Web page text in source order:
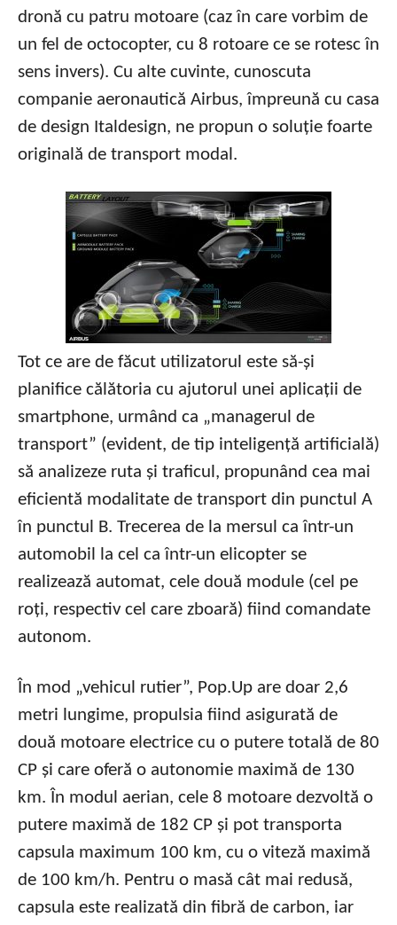
dronă cu patru motoare (caz în care vorbim de
un fel de octocopter, cu 8 rotoare ce se rotesc în
sens invers). Cu alte cuvinte, cunoscuta
companie aeronautică Airbus, împreună cu casa
de design Italdesign, ne propun o soluție foarte
originală de transport modal.
Tot ce are de făcut utilizatorul este să-și
planifice călătoria cu ajutorul unei aplicații de
smartphone, urmând ca „managerul de
transport” (evident, de tip inteligență artificială)
să analizeze ruta și traficul, propunând cea mai
eficientă modalitate de transport din punctul A
în punctul B. Trecerea de la mersul ca într-un
automobil la cel ca într-un elicopter se
realizează automat, cele două module (cel pe
roți, respectiv cel care zboară) fiind comandate
autonom.
În mod „vehicul rutier”, Pop.Up are doar 2,6
metri lungime, propulsia fiind asigurată de
două motoare electrice cu o putere totală de 80
CP și care oferă o autonomie maximă de 130
km. În modul aerian, cele 8 motoare dezvoltă o
putere maximă de 182 CP și pot transporta
capsula maximum 100 km, cu o viteză maximă
de 100 km/h. Pentru o masă cât mai redusă,
capsula este realizată din fibră de carbon, iar